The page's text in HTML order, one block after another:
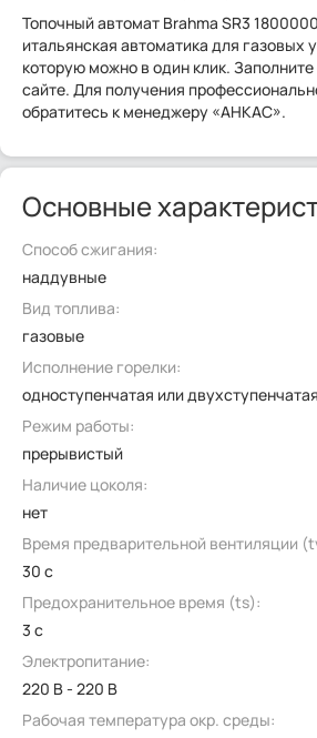
Топочный автомат Brahma SR3
итальянская автоматика для газовых
которую можно в один клик.
сайте. Для получения
обратитесь к менеджеру «АНКАС».
Основные
Способ сжигания:
наддувные
Вид топлива:
газовые
Исполнение горелки:
одноступенчатая или двухступенчатая
Режим работы:
прерывистый
Наличие цоколя:
нет
Время предварительной вентиляции
30 с
Предохранительное время (ts):
3 с
Электропитание:
220 В - 220 В
Рабочая температура окр. среды: